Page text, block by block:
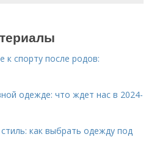
к спорту после родов:
одежде: что ждет нас в 2024-
как выбрать одежду под